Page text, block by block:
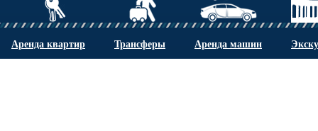
Аренда квартир Трансферы Аренда машин